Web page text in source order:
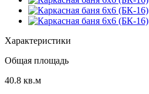
Характеристики
Общая площадь
40.8 кв.м